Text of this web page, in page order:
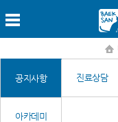
공지사항 진료상담
아카데미